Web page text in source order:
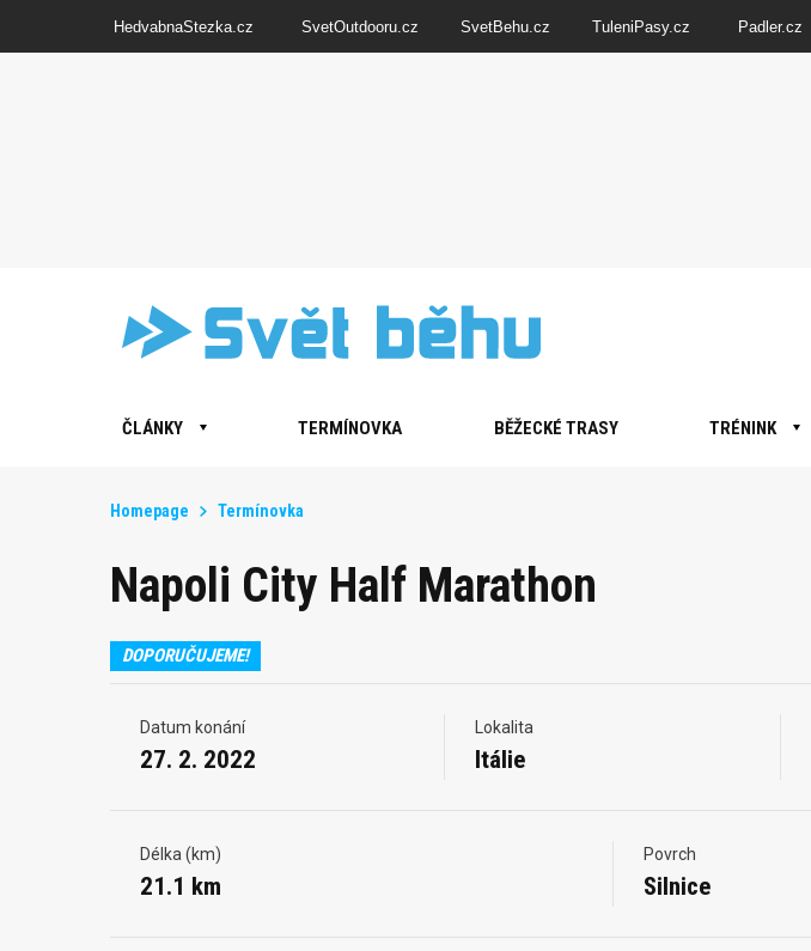
HedvabnaStezka.cz SvetOutdooru.cz SvetBehu.cz TuleniPasy.cz Padler.cz
ČLÁNKY TERMÍNOVKA BĚŽECKÉ TRASY TRÉNINK
Homepage Termínovka
Napoli City Half Marathon
DOPORUČUJEME!
Datum konání
27. 2. 2022
Lokalita
Itálie
Délka (km)
21.1 km
Povrch
Silnice